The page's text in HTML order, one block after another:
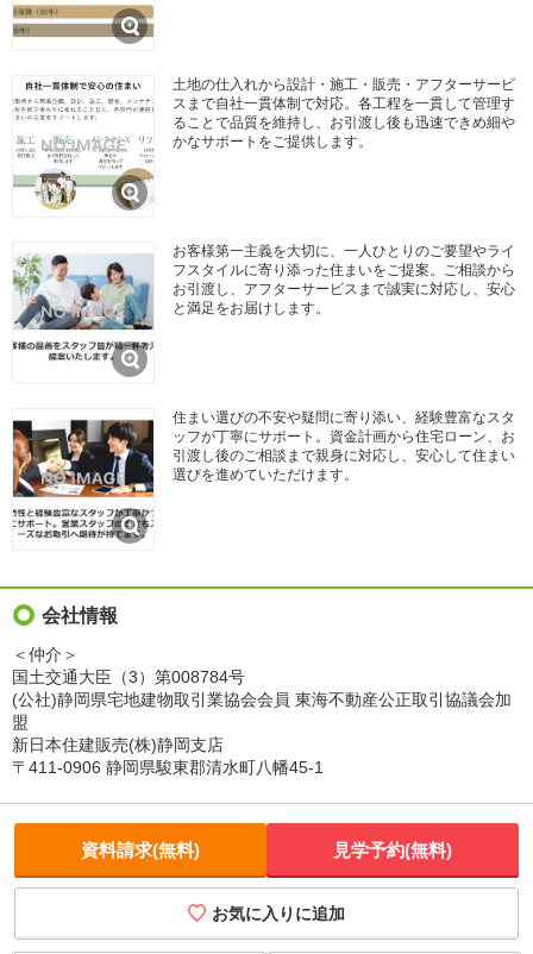
土地の仕入れから設計・施工・販売・アフターサービ
スまで自社一貫体制で対応。各工程を一貫して管理す
ることで品質を維持し、お引渡し後も迅速できめ細や
かなサポートをご提供します。
お客様第一主義を大切に、一人ひとりのご要望やライ
フスタイルに寄り添った住まいをご提案。ご相談から
お引渡し、アフターサービスまで誠実に対応し、安心
と満足をお届けします。
住まい選びの不安や疑問に寄り添い、経験豊富なスタ
ッフが丁寧にサポート。資金計画から住宅ローン、お
引渡し後のご相談まで親身に対応し、安心して住まい
選びを進めていただけます。
会社情報
＜仲介＞
国土交通大臣（3）第008784号
(公社)静岡県宅地建物取引業協会会員 東海不動産公正取引協議会加
盟
新日本住建販売(株)静岡支店
〒411-0906 静岡県駿東郡清水町八幡45-1
資料請求(無料) 見学予約(無料)
お気に入りに追加